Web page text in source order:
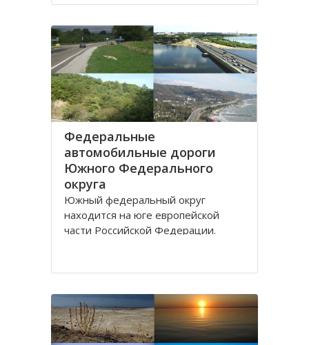
Дону.
Густой речной сетью покрыта
территория ЮО, однако, по
территории она распределена не
равномерно и в
Федеральные
автомобильные дороги
Южного Федерального
округа
Южный федеральный округ
находится на юге европейской
части Российской Федерации.
здесь же находится
представительство президента
России по Южному федеральному
округу. Округ занимает площадь
420,9 тысяч квадратных